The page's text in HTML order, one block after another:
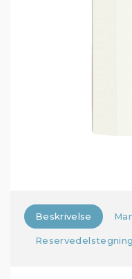
Beskrivelse